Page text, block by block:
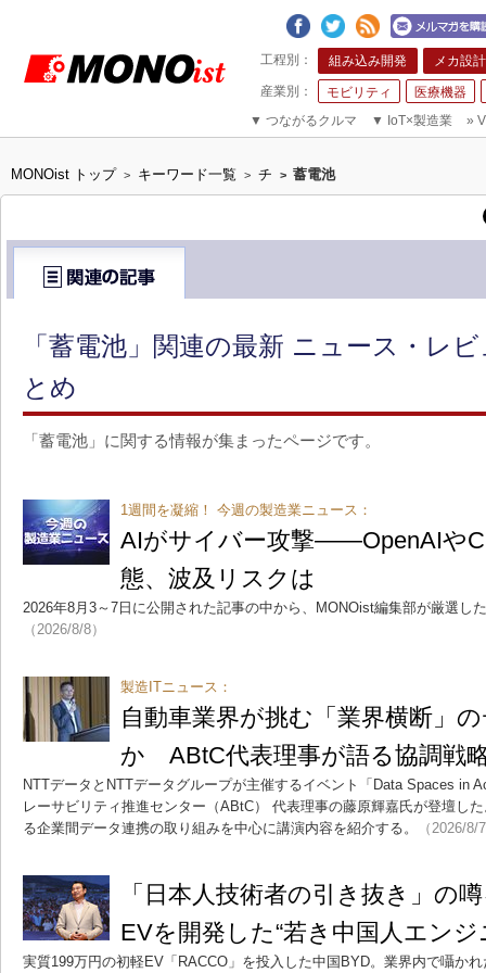
組み込み開発 メカ設計
モビリティ
医療機器
▼ つながるクルマ ▼ IoT×製造業 »
MONOist トップ > キーワード一覧 > チ > 蓄電池
「蓄電池」関連の最新 ニュース・レ
とめ
「蓄電池」に関する情報が集まったページです。
1週間を凝縮！ 今週の製造業ニュース：
AIがサイバー攻撃――OpenAIや
態、波及リスクは
2026年8月3～7日に公開された記事の中から、MONOist編集部が厳選し
（2026/8/8）
製造ITニュース：
自動車業界が挑む「業界横断」
か ABtC代表理事が語る協調戦
NTTデータとNTTデータグループが主催するイベント「Data Spaces in
レーサビリティ推進センター（ABtC） 代表理事の藤原輝嘉氏が登壇し
る企業間データ連携の取り組みを中心に講演内容を紹介する。
（2026/8/
「日本人技術者の引き抜き」の
EVを開発した“若き中国人エンジ
実質199万円の初軽EV「RACCO」を投入した中国BYD。業界内で囁か